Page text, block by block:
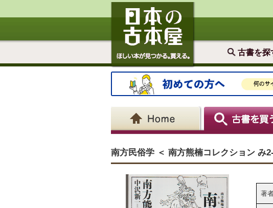
古書を探
南方民俗学 ＜ 南方熊楠コレクション み
著